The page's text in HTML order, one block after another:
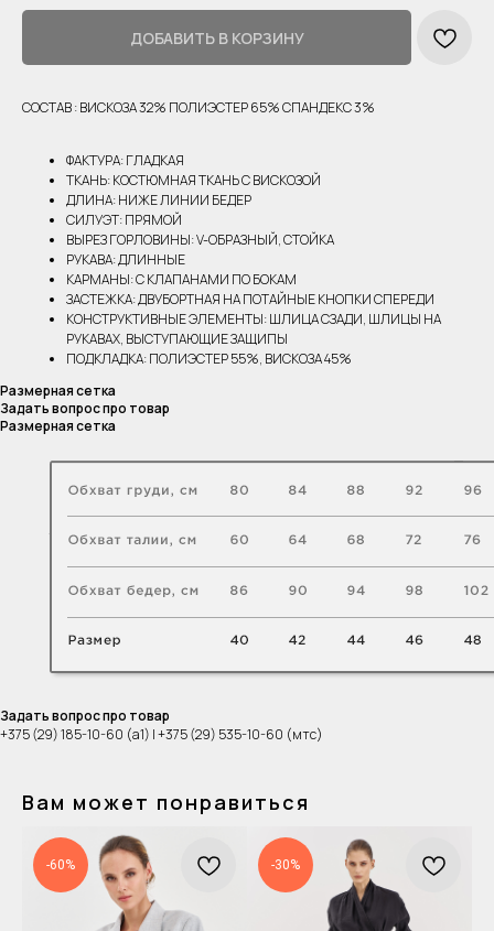
ДОБАВИТЬ В КОРЗИНУ
СОСТАВ : ВИСКОЗА 32% ПОЛИЭСТЕР 65% СПАНДЕКС 3%
ФАКТУРА: ГЛАДКАЯ
ТКАНЬ: КОСТЮМНАЯ ТКАНЬ С ВИСКОЗОЙ
ДЛИНА: НИЖЕ ЛИНИИ БЕДЕР
СИЛУЭТ: ПРЯМОЙ
ВЫРЕЗ ГОРЛОВИНЫ: V-ОБРАЗНЫЙ, СТОЙКА
РУКАВА: ДЛИННЫЕ
КАРМАНЫ: С КЛАПАНАМИ ПО БОКАМ
ЗАСТЕЖКА: ДВУБОРТНАЯ НА ПОТАЙНЫЕ КНОПКИ СПЕРЕДИ
КОНСТРУКТИВНЫЕ ЭЛЕМЕНТЫ: ШЛИЦА СЗАДИ, ШЛИЦЫ НА
РУКАВАХ, ВЫСТУПАЮЩИЕ ЗАЩИПЫ
ПОДКЛАДКА: ПОЛИЭСТЕР 55%, ВИСКОЗА 45%
Размерная сетка
Задать вопрос про товар
Размерная сетка
Задать вопрос про товар
+375 (29) 185-10-60 (а1) | +375 (29) 535-10-60 (мтс)
Вам может понравиться
-60% -30%